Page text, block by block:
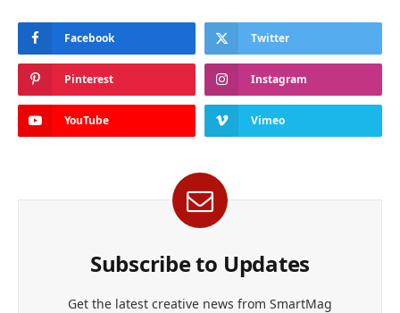
Facebook Twitter
Pinterest Instagram
YouTube Vimeo
Subscribe to Updates
Get the latest creative news from SmartMag